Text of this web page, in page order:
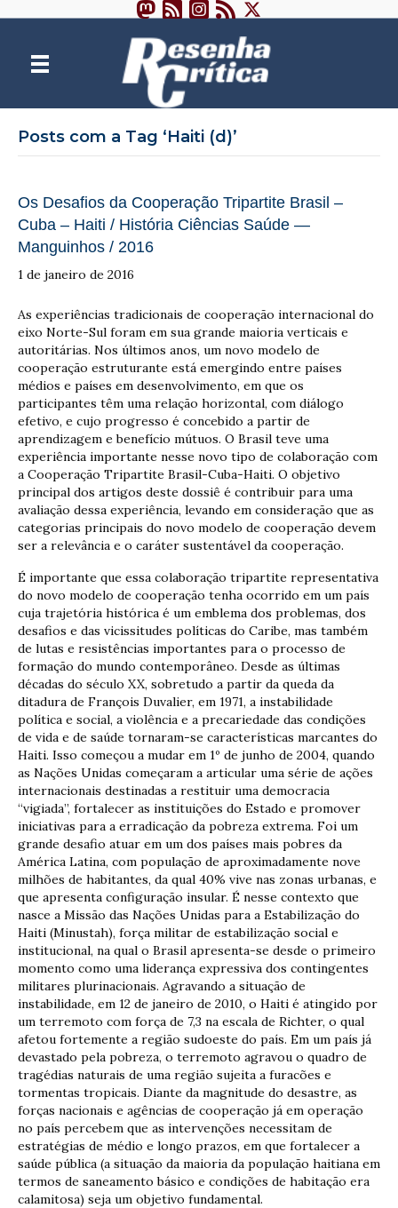
Posts com a Tag ‘Haiti (d)’
Os Desafios da Cooperação Tripartite Brasil –
Cuba – Haiti / História Ciências Saúde —
Manguinhos / 2016
1 de janeiro de 2016
As experiências tradicionais de cooperação internacional do
eixo Norte-Sul foram em sua grande maioria verticais e
autoritárias. Nos últimos anos, um novo modelo de
cooperação estruturante está emergindo entre países
médios e países em desenvolvimento, em que os
participantes têm uma relação horizontal, com diálogo
efetivo, e cujo progresso é concebido a partir de
aprendizagem e benefício mútuos. O Brasil teve uma
experiência importante nesse novo tipo de colaboração com
a Cooperação Tripartite Brasil-Cuba-Haiti. O objetivo
principal dos artigos deste dossiê é contribuir para uma
avaliação dessa experiência, levando em consideração que as
categorias principais do novo modelo de cooperação devem
ser a relevância e o caráter sustentável da cooperação.
É importante que essa colaboração tripartite representativa
do novo modelo de cooperação tenha ocorrido em um país
cuja trajetória histórica é um emblema dos problemas, dos
desafios e das vicissitudes políticas do Caribe, mas também
de lutas e resistências importantes para o processo de
formação do mundo contemporâneo. Desde as últimas
décadas do século XX, sobretudo a partir da queda da
ditadura de François Duvalier, em 1971, a instabilidade
política e social, a violência e a precariedade das condições
de vida e de saúde tornaram-se características marcantes do
Haiti. Isso começou a mudar em 1º de junho de 2004, quando
as Nações Unidas começaram a articular uma série de ações
internacionais destinadas a restituir uma democracia
“vigiada”, fortalecer as instituições do Estado e promover
iniciativas para a erradicação da pobreza extrema. Foi um
grande desafio atuar em um dos países mais pobres da
América Latina, com população de aproximadamente nove
milhões de habitantes, da qual 40% vive nas zonas urbanas, e
que apresenta configuração insular. É nesse contexto que
nasce a Missão das Nações Unidas para a Estabilização do
Haiti (Minustah), força militar de estabilização social e
institucional, na qual o Brasil apresenta-se desde o primeiro
momento como uma liderança expressiva dos contingentes
militares plurinacionais. Agravando a situação de
instabilidade, em 12 de janeiro de 2010, o Haiti é atingido por
um terremoto com força de 7,3 na escala de Richter, o qual
afetou fortemente a região sudoeste do país. Em um país já
devastado pela pobreza, o terremoto agravou o quadro de
tragédias naturais de uma região sujeita a furacões e
tormentas tropicais. Diante da magnitude do desastre, as
forças nacionais e agências de cooperação já em operação
no país percebem que as intervenções necessitam de
estratégias de médio e longo prazos, em que fortalecer a
saúde pública (a situação da maioria da população haitiana em
termos de saneamento básico e condições de habitação era
calamitosa) seja um objetivo fundamental.